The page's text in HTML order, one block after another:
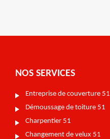
NOS SERVICES
Entreprise de couverture 51
Démoussage de toiture 51
Charpentier 51
Changement de velux 51